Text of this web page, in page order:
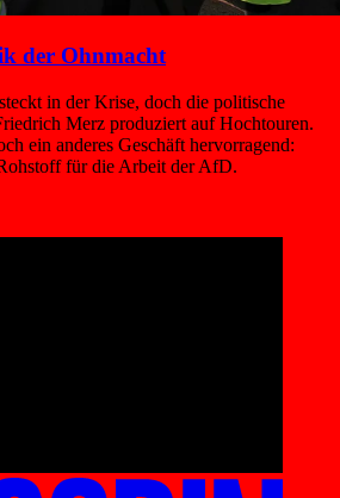
der Ohnmacht
in der Krise, doch die politische
Merz produziert auf Hochtouren.
ein anderes Geschäft hervorragend:
für die Arbeit der AfD.